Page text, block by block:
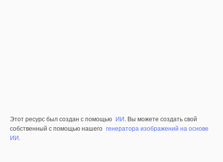
Этот ресурс был создан с помощью ИИ. Вы можете создать свой
собственный с помощью нашего генератора изображений на основе
ИИ.